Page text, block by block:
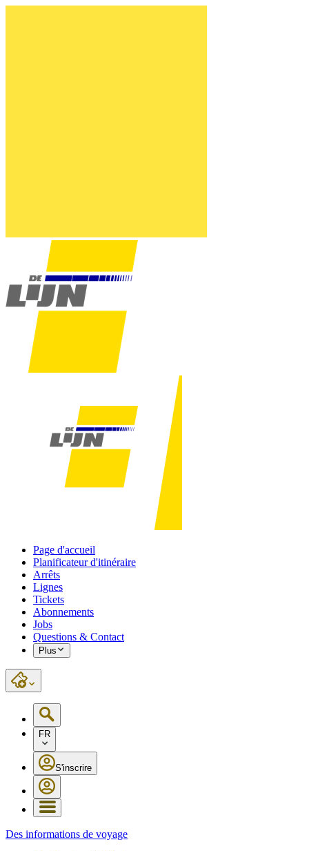
Page d'accueil
Planificateur d'itinéraire
Arrêts
Lignes
Tickets
Abonnements
Jobs
Questions & Contact
Plus
FR
S'inscrire
Des informations de voyage